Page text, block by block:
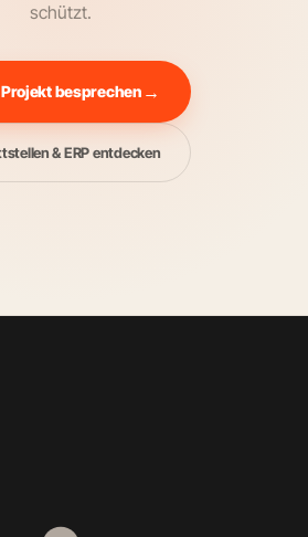
schützt.
besprechen
& ERP entdecken